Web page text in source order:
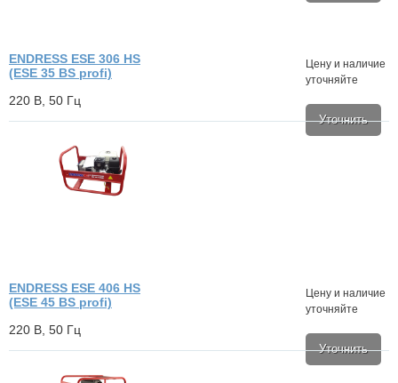
ENDRESS ESE 306 HS
(ESE 35 BS profi)
220 В, 50 Гц
Цену и наличие
уточняйте
Уточнить
ENDRESS ESE 406 HS
(ESE 45 BS profi)
220 В, 50 Гц
Цену и наличие
уточняйте
Уточнить